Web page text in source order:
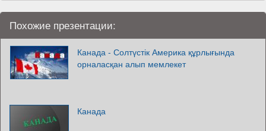
Похожие презентации:
Канада - Солтүстік Америка құрлығында
орналасқан алып мемлекет
Канада